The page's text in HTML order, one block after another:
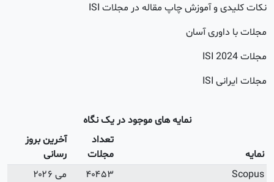
رسانی
می ۲۰۲۶